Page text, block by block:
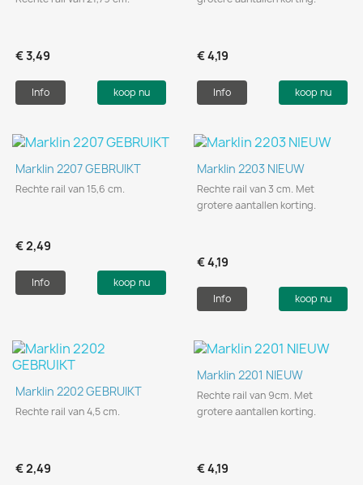
€ 3,49
Info koop nu
€ 4,19
Info koop nu
Marklin 2207 GEBRUIKT
Rechte rail van 15,6 cm.
€ 2,49
Info koop nu
Marklin 2203 NIEUW
Rechte rail van 3 cm. Met
grotere aantallen korting.
€ 4,19
Info koop nu
Marklin 2202 GEBRUIKT
Rechte rail van 4,5 cm.
€ 2,49
Marklin 2201 NIEUW
Rechte rail van 9cm. Met
grotere aantallen korting.
€ 4,19